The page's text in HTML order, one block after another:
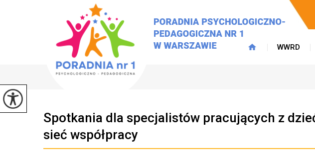
WWRD
Spotkania dla specjalistów pracujących z
sieć współpracy